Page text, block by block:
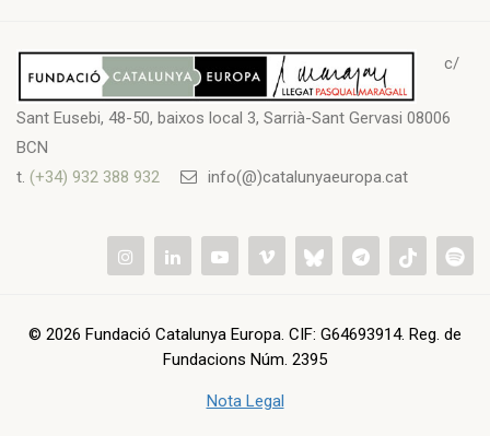
c/
Sant Eusebi, 48-50, baixos local 3, Sarrià-Sant Gervasi 08006
BCN
t. (+34) 932 388 932 info(@)catalunyaeuropa.cat
© 2026 Fundació Catalunya Europa. CIF: G64693914. Reg. de
Fundacions Núm. 2395
Nota Legal